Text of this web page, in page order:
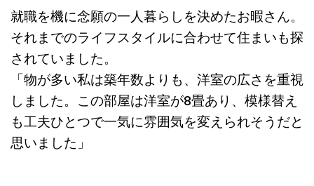
就職を機に念願の一人暮らしを決めたお暇さん。
それまでのライフスタイルに合わせて住まいも探
されていました。
「物が多い私は築年数よりも、洋室の広さを重視
しました。この部屋は洋室が8畳あり、模様替え
も工夫ひとつで一気に雰囲気を変えられそうだと
思いました」